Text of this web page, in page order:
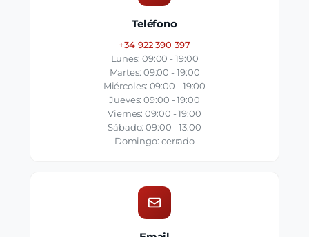
Teléfono
+34 922 390 397
Lunes: 09:00 - 19:00
Martes: 09:00 - 19:00
Miércoles: 09:00 - 19:00
Jueves: 09:00 - 19:00
Viernes: 09:00 - 19:00
Sábado: 09:00 - 13:00
Domingo: cerrado